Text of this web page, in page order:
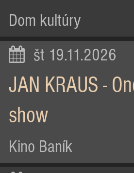
Dom kultúry
št 19.11.2026
JAN KRAUS -
show
Kino Baník